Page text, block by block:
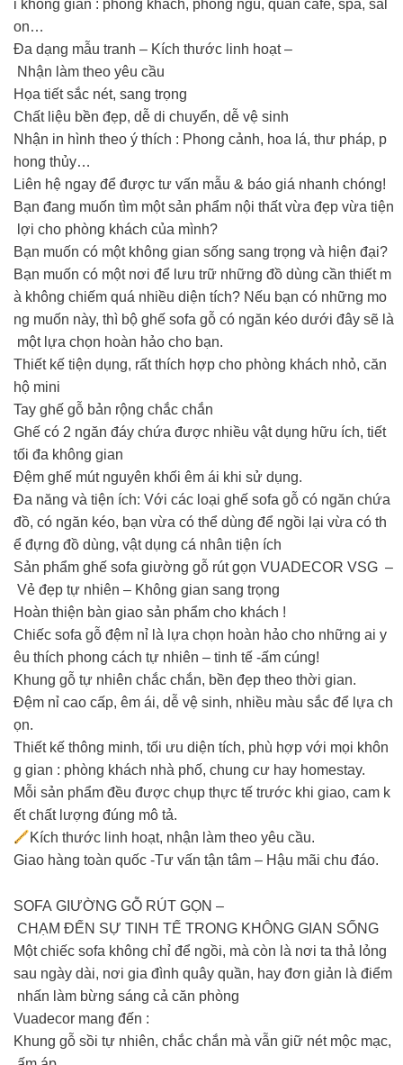
i không gian : phòng khách, phòng ngủ, quán cafe, spa, sal
on…
Đa dạng mẫu tranh – Kích thước linh hoạt –
Nhận làm theo yêu cầu
️Họa tiết sắc nét, sang trọng
️Chất liệu bền đẹp, dễ di chuyển, dễ vệ sinh
️Nhận in hình theo ý thích : Phong cảnh, hoa lá, thư pháp, p
hong thủy…
Liên hệ ngay để được tư vấn mẫu & báo giá nhanh chóng!
Bạn đang muốn tìm một sản phẩm nội thất vừa đẹp vừa tiện
lợi cho phòng khách của mình?
Bạn muốn có một không gian sống sang trọng và hiện đại?
Bạn muốn có một nơi để lưu trữ những đồ dùng cần thiết m
à không chiếm quá nhiều diện tích? Nếu bạn có những mo
ng muốn này, thì bộ ghế sofa gỗ có ngăn kéo dưới đây sẽ là
một lựa chọn hoàn hảo cho bạn.
️Thiết kế tiện dụng, rất thích hợp cho phòng khách nhỏ, căn
hộ mini
️Tay ghế gỗ bản rộng chắc chắn
️Ghế có 2 ngăn đáy chứa được nhiều vật dụng hữu ích, tiết
tối đa không gian
️Đệm ghế mút nguyên khối êm ái khi sử dụng.
Đa năng và tiện ích: Với các loại ghế sofa gỗ có ngăn chứa
đồ, có ngăn kéo, bạn vừa có thể dùng để ngồi lại vừa có th
ể đựng đồ dùng, vật dụng cá nhân tiện ích
Sản phẩm ghế sofa giường gỗ rút gọn VUADECOR VSG –
Vẻ đẹp tự nhiên – Không gian sang trọng
Hoàn thiện bàn giao sản phẩm cho khách !
️Chiếc sofa gỗ đệm nỉ là lựa chọn hoàn hảo cho những ai y
êu thích phong cách tự nhiên – tinh tế -ấm cúng!
Khung gỗ tự nhiên chắc chắn, bền đẹp theo thời gian.
Đệm nỉ cao cấp, êm ái, dễ vệ sinh, nhiều màu sắc để lựa ch
ọn.
Thiết kế thông minh, tối ưu diện tích, phù hợp với mọi khôn
g gian : phòng khách nhà phố, chung cư hay homestay.
Mỗi sản phẩm đều được chụp thực tế trước khi giao, cam k
ết chất lượng đúng mô tả.
Kích thước linh hoạt, nhận làm theo yêu cầu.
Giao hàng toàn quốc -Tư vấn tận tâm – Hậu mãi chu đáo.
SOFA GIƯỜNG GỖ RÚT GỌN –
CHẠM ĐẾN SỰ TINH TẾ TRONG KHÔNG GIAN SỐNG
Một chiếc sofa không chỉ để ngồi, mà còn là nơi ta thả lỏng
sau ngày dài, nơi gia đình quây quần, hay đơn giản là điểm
nhấn làm bừng sáng cả căn phòng
Vuadecor mang đến :
Khung gỗ sồi tự nhiên, chắc chắn mà vẫn giữ nét mộc mạc,